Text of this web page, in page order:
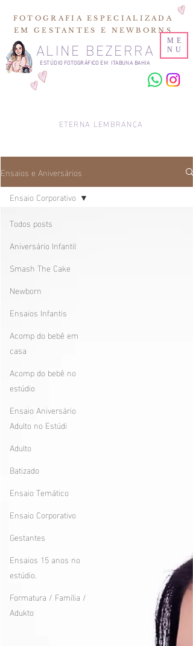
ESTÚDIO FOTOGRÁFICO EM ITABUNA BAHIA
ALINE BEZERRA
FOTOGRAFIA ESPECIALIZADA
EM GESTANTES E NEWBORNS
ME
NU
ETERNA LEMBRANÇA
Ensaios e Aniversários
Todos posts
Aniversário Infantil
Smash The Cake
Newborn
Ensaios Infantis
Acomp do bebê em
casa
Acomp do bebê no
estúdio
Ensaio Aniversário
Adulto no Estúdi
Adulto
Batizado
Ensaio Temático
Ensaio Corporativo
Gestantes
Ensaios 15 anos no
estúdio.
Formatura / Família /
Adukto
Ensaio Corporativo